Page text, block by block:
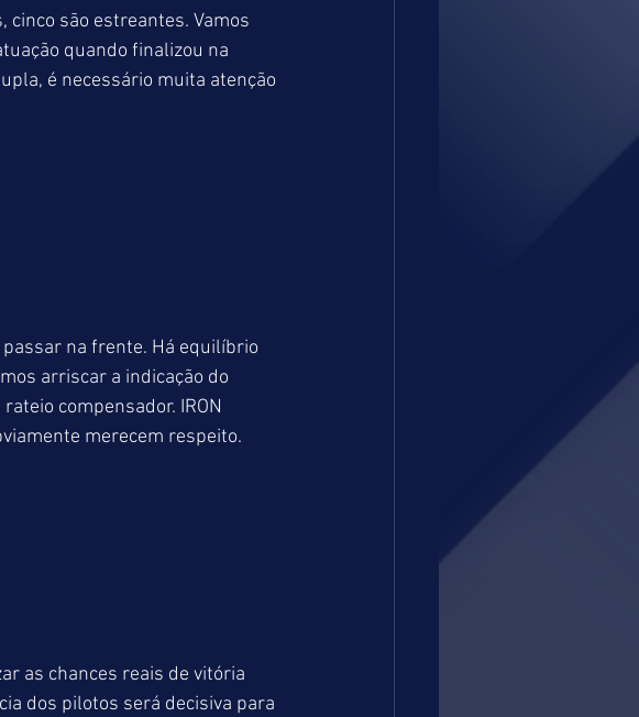
cinco são estreantes. Vamos
quando finalizou na
é necessário muita atenção
na frente. Há equilíbrio
arriscar a indicação do
compensador. IRON
merecem respeito.
as chances reais de vitória
dos pilotos será decisiva para